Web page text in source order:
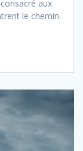
aux
le chemin.